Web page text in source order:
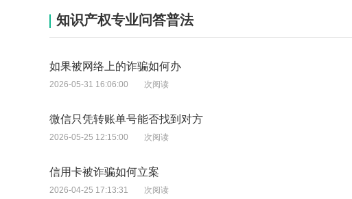
知识产权专业问答普法
如果被网络上的诈骗如何办
2026-05-31 16:06:00 次阅读
微信只凭转账单号能否找到对方
2026-05-25 12:15:00 次阅读
信用卡被诈骗如何立案
2026-04-25 17:13:31 次阅读